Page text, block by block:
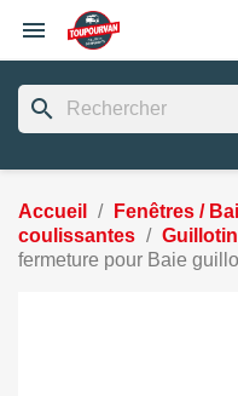

search
Accueil Fenêtres /
coulissantes
fermeture pour Baie